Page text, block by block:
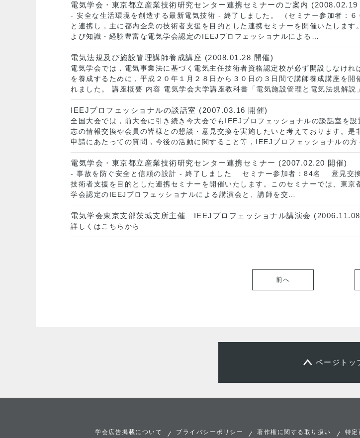
電気学会・東京都立産業技術研究センター連携セミナーのご案内 (2008.02.19
- 安全な生活環境を創造する最新電気技術 - 終了しました。 （セミナー参加者：
と連携し，主に都内企業の技術者支援を目的とした連携セミナーを開催いたしま
よび知識・経験豊富な電気学会認定のIEEJプロフェッショナルによる…
電気法規及び施設管理講師養成講座 (2008.01.28 開催)
電気学会では，電気事業法に基づく電気主任技術者資格認定校が必ず開設しなけ
を養成するために，平成２０年１月２８日から３０日の３日間で講師養成講座を
れました。 講座概要 内容 電気学会大学講座教科書「電気施設管理と電気法規解説
IEEJプロフェッショナルの談話室 (2007.03.16 開催)
全国大会では，前大会に引き続き今大会でもIEEJプロフェッショナルの談話室を
志の情報交換や会員の皆様との懇談・意見交換を実施したいと考えております。
申請にあたっての質問，今後の活動に関すること等，IEEJプロフェッショナルの方
電気学会・東京都立産業技術研究センター連携セミナー (2007.02.20 開催)
- 事故を防ぐ安全と信頼の設計 - 終了しました セミナー参加者：84名 意見交
技術者支援を目的とした連携セミナーを開催いたします。このセミナーでは、東
学会認定のIEEJプロフェッショナルによる講演会と、講師を交…
電気学会東京支部茨城支所主催 IEEJプロフェッショナル講演会
詳しくはこちらから
前へ
ページトッ
学会広告掲載について プライバシーポリシー 著作権に関する取り扱い 特定